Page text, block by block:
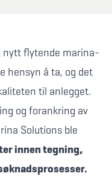
nytt flytende marina-
hensyn å ta, og det
til anlegget.
og forankring av
Solutions ble
innen tegning,